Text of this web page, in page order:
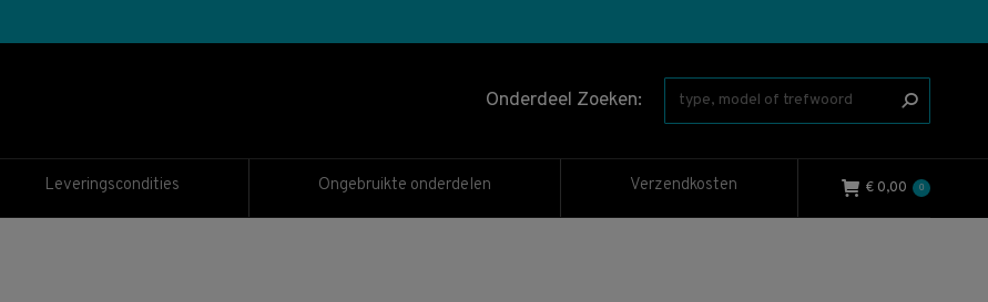
Onderdeel Zoeken:
Leveringscondities Ongebruikte onderdelen Verzendkosten € 0,00 0